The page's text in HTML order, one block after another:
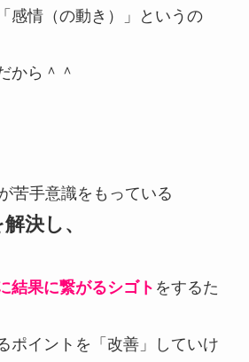
感情（の動き）」というの
から＾＾
苦手意識をもっている
決し、
結果に繋がるシゴト をするた
ポイントを「改善」していけ